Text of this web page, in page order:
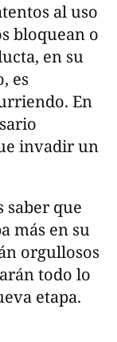
al uso
bloquean o
en su
es
En
invadir un
saber que
más en su
orgullosos
todo lo
etapa.